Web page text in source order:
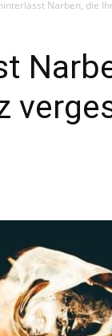
Narben, die